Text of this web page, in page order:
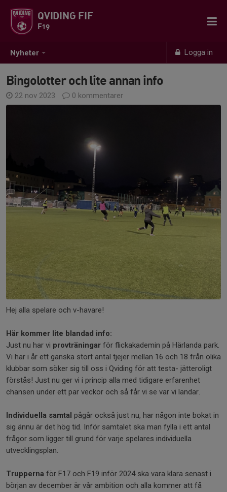
Nyheter Logga in
QVIDING FIF
F19
Bingolotter och lite annan info
22 nov 2023 0 kommentarer
Hej alla spelare och v-havare!
Här kommer lite blandad info:
Just nu har vi provträningar för flickakademin på Härlanda park.
Vi har i år ett ganska stort antal tjejer mellan 16 och 18 från olika
klubbar som söker sig till oss i Qviding för att testa- jätteroligt
förstås! Just nu ger vi i princip alla med tidigare erfarenhet
chansen under ett par veckor och så får vi se var vi landar.
Individuella samtal pågår också just nu, har någon inte bokat in
sig ännu är det hög tid. Inför samtalet ska man fylla i ett antal
frågor som ligger till grund för varje spelares individuella
utvecklingsplan.
Trupperna för F17 och F19 inför 2024 ska vara klara senast i
början av december är vår ambition och alla kommer att få